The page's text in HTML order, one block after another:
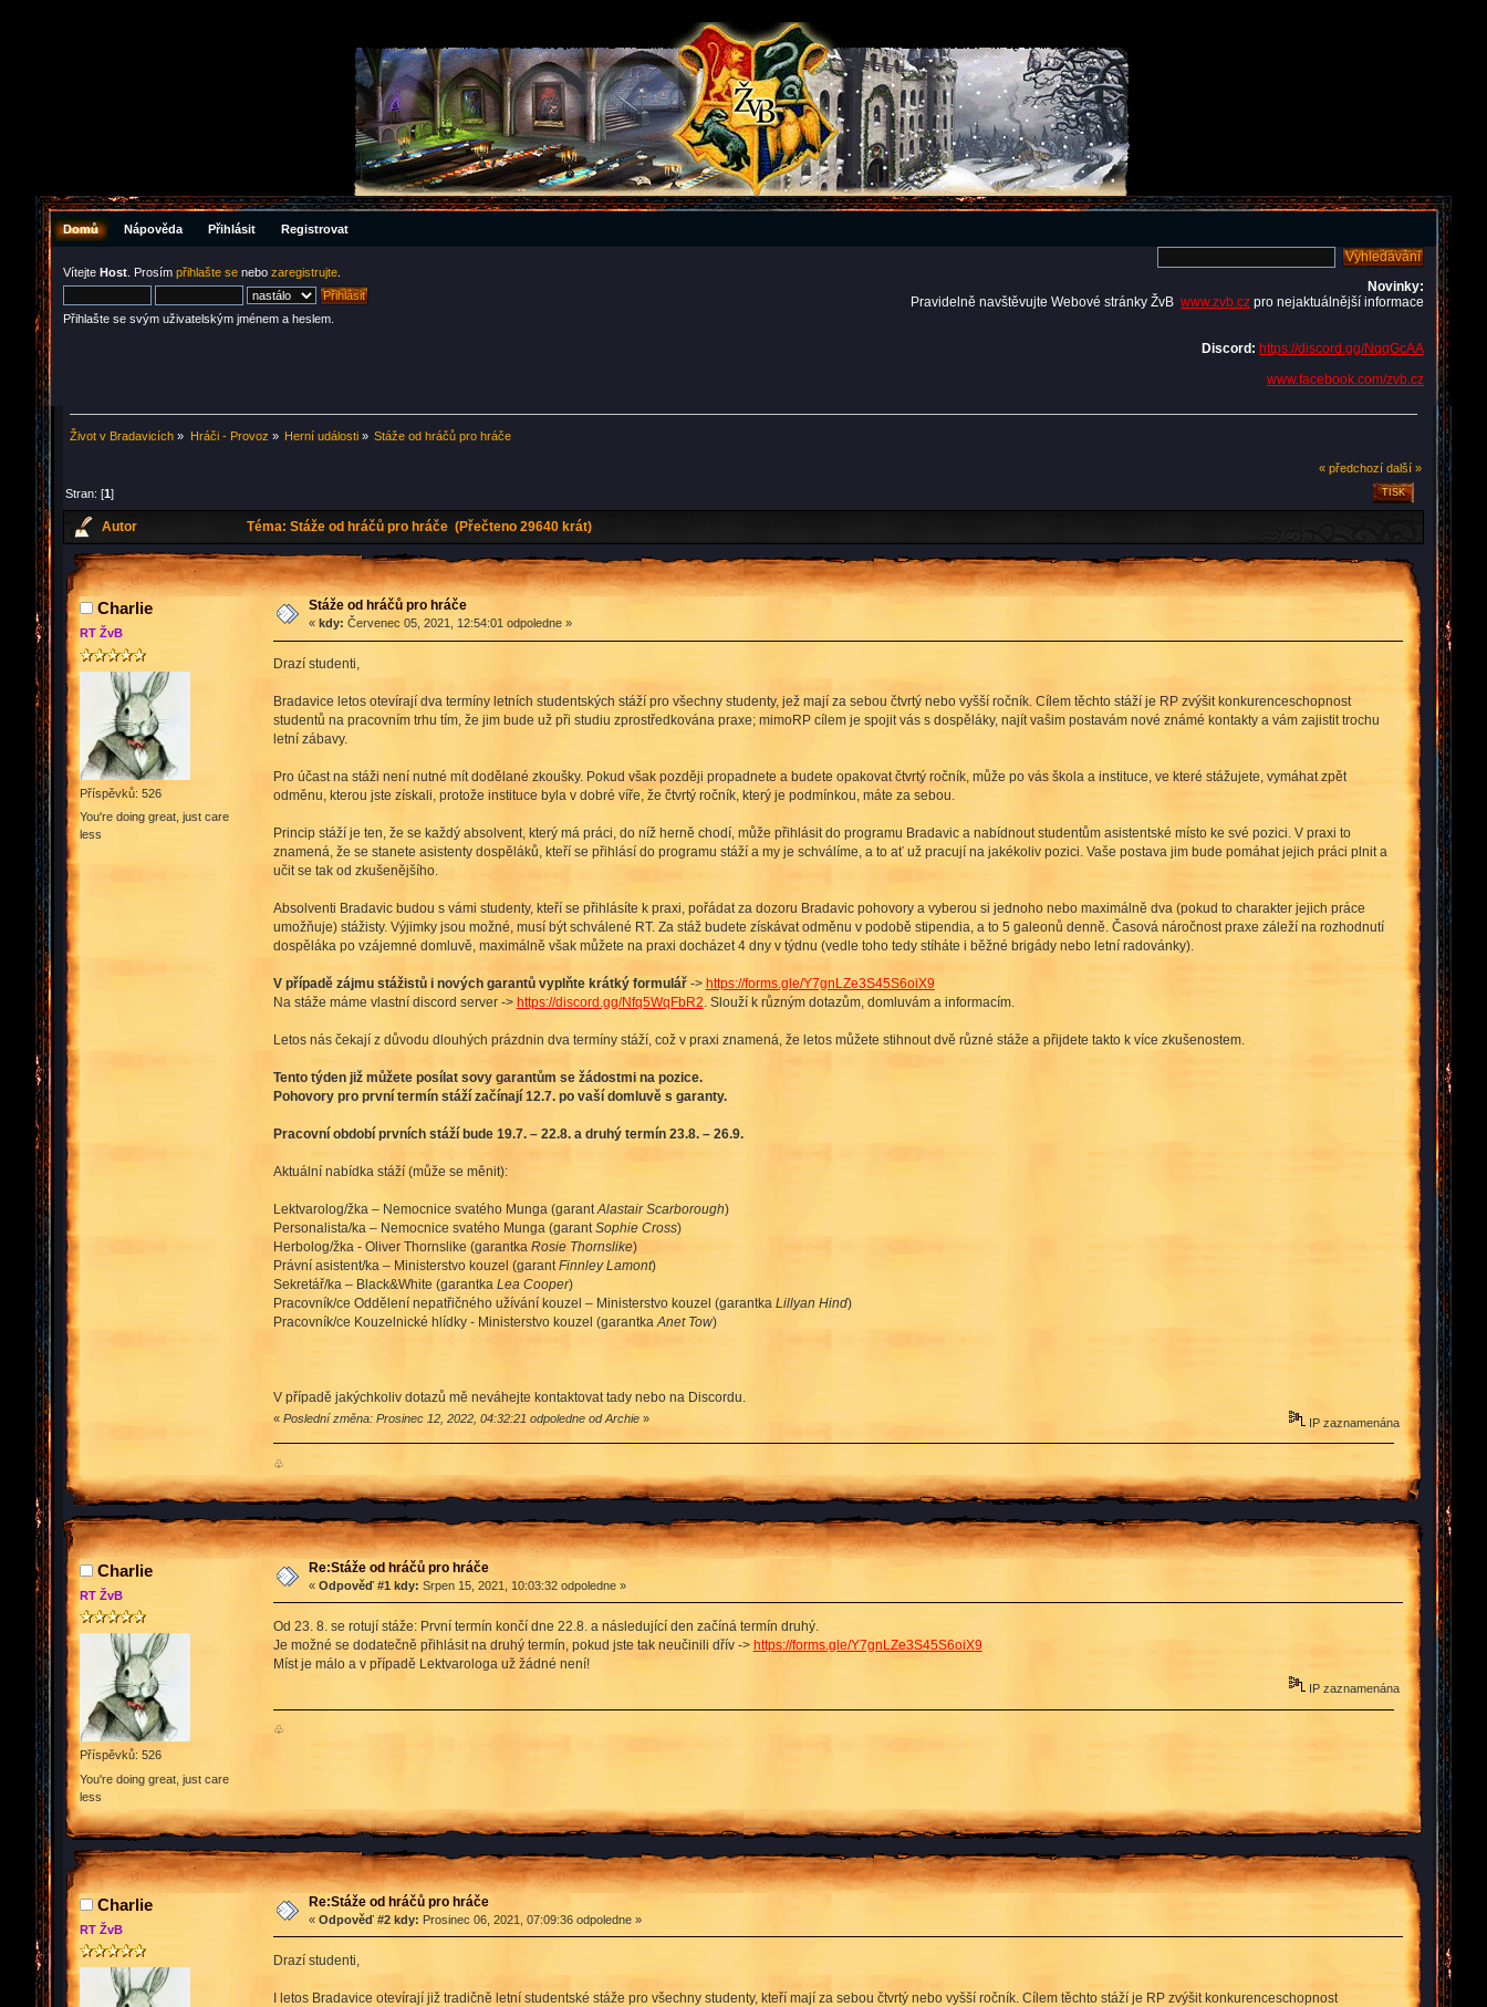
Domů Nápověda Přihlásit Registrovat
Vítejte Host . Prosím přihlašte se nebo zaregistrujte
Přihlašte se svým uživatelským jménem a heslem.
Novinky:
Pravidelně navštěvujte Webové stránky ŽvB www.zvb.cz pro nejaktuálnější informace
Discord: https://discord.gg/NqqGcAA
www.facebook.com/zvb.cz
Život v Bradavicích » Hráči - Provoz » Herní události» Stáže od hráčů pro hráče
« předchozí další »
TISK
Stran: [1]
Autor Téma: Stáže od hráčů pro hráče (Přečteno 29640 krát)
Charlie
RT ŽvB
Příspěvků: 526
You're doing great, just care
less
Stáže od hráčů pro hráče
« kdy: Červenec 05, 2021, 12:54:01 odpoledne »
Drazí studenti,
Bradavice letos otevírají dva termíny letních studentských stáží pro všechny studenty, jež mají za sebou čtvrtý nebo vyšší ročník. Cílem těchto stáží je RP zvýšit konkurenceschopnost
studentů na pracovním trhu tím, že jim bude už při studiu zprostředkována praxe; mimoRP cílem je spojit vás s dospěláky, najít vašim postavám nové známé kontakty a vám zajistit trochu
letní zábavy.
Pro účast na stáži není nutné mít dodělané zkoušky. Pokud však později propadnete a budete opakovat čtvrtý ročník, může po vás škola a instituce, ve které stážujete, vymáhat zpět
odměnu, kterou jste získali, protože instituce byla v dobré víře, že čtvrtý ročník, který je podmínkou, máte za sebou.
Princip stáží je ten, že se každý absolvent, který má práci, do níž herně chodí, může přihlásit do programu Bradavic a nabídnout studentům asistentské místo ke své pozici. V praxi to
znamená, že se stanete asistenty dospěláků, kteří se přihlásí do programu stáží a my je schválíme, a to ať už pracují na jakékoliv pozici. Vaše postava jim bude pomáhat jejich práci plnit a
učit se tak od zkušenějšího.
Absolventi Bradavic budou s vámi studenty, kteří se přihlásíte k praxi, pořádat za dozoru Bradavic pohovory a vyberou si jednoho nebo maximálně dva (pokud to charakter jejich práce
umožňuje) stážisty. Výjimky jsou možné, musí být schválené RT. Za stáž budete získávat odměnu v podobě stipendia, a to 5 galeonů denně. Časová náročnost praxe záleží na rozhodnutí
dospěláka po vzájemné domluvě, maximálně však můžete na praxi docházet 4 dny v týdnu (vedle toho tedy stíháte i běžné brigády nebo letní radovánky).
V případě zájmu stážistů i nových garantů vyplňte krátký formulář-> https://forms.gle/Y7gnLZe3S45S6oiX9
Na stáže máme vlastní discord server -> https://discord.gg/Nfq5WqFbR2. Slouží k různým dotazům, domluvám a informacím.
Letos nás čekají z důvodu dlouhých prázdnin dva termíny stáží, což v praxi znamená, že letos můžete stihnout dvě různé stáže a přijdete takto k více zkušenostem.
Tento týden již můžete posílat sovy garantům se žádostmi na pozice.
Pohovory pro první termín stáží začínají 12.7. po vaší domluvě s garanty.
Pracovní období prvních stáží bude 19.7. – 22.8. a druhý termín 23.8. – 26.9.
Aktuální nabídka stáží (může se měnit):
Lektvarolog/žka – Nemocnice svatého Munga (garantAlastair Scarborough)
Personalista/ka – Nemocnice svatého Munga (garantSophie Cross)
Herbolog/žka - Oliver Thornslike (garantka Rosie Thornslike)
Právní asistent/ka – Ministerstvo kouzel (garantFinnley Lamont)
Sekretář/ka – Black&White (garantka Lea Cooper)
Pracovník/ce Oddělení nepatřičného užívání kouzel – Ministerstvo kouzel (garantka Lillyan Hind)
Pracovník/ce Kouzelnické hlídky - Ministerstvo kouzel (garantkaAnet Tow)
V případě jakýchkoliv dotazů mě neváhejte kontaktovat tady nebo na Discordu.
« Poslední změna: Prosinec 12, 2022, 04:32:21 odpoledne od Archie» IP zaznamenána
♧
Charlie
RT ŽvB
Příspěvků: 526
You're doing great, just care
less
Re:Stáže od hráčů pro hráče
« Odpověď #1 kdy: Srpen 15, 2021, 10:03:32 odpoledne »
Od 23. 8. se rotují stáže: První termín končí dne 22.8. a následující den začíná termín druhý.
Je možné se dodatečně přihlásit na druhý termín, pokud jste tak neučinili dřív -> https://forms.gle/Y7gnLZe3S45S6oiX9
Míst je málo a v případě Lektvarologa už žádné není!
IP zaznamenána
♧
Charlie
RT ŽvB
Re:Stáže od hráčů pro hráče
« Odpověď #2 kdy: Prosinec 06, 2021, 07:09:36 odpoledne »
Drazí studenti,
I letos Bradavice otevírají již tradičně letní studentské stáže pro všechny studenty, kteří mají za sebou čtvrtý nebo vyšší ročník. Cílem těchto stáží je RP zvýšit konkurenceschopnost